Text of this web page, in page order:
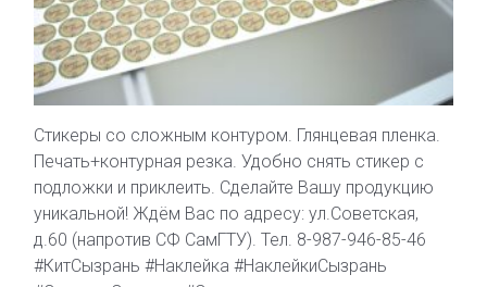
Стикеры со сложным контуром. Глянцевая пленка.
Печать+контурная резка. Удобно снять стикер с
подложки и приклеить. Сделайте Вашу продукцию
уникальной! Ждём Вас по адресу: ул.Советская,
д.60 (напротив СФ СамГТУ). Тел. 8-987-946-85-46
#КитСызрань #Наклейка #НаклейкиСызрань